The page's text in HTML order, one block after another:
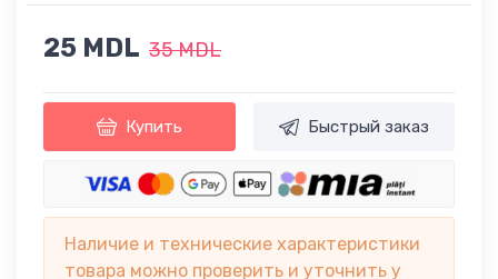
25 MDL 35 MDL
Купить Быстрый заказ
Наличие и технические характеристики
товара можно проверить и уточнить у